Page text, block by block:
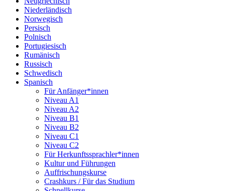
Niederländisch
Norwegisch
Persisch
Polnisch
Portugiesisch
Rumänisch
Russisch
Schwedisch
Spanisch
Für Anfänger*innen
Niveau A1
Niveau A2
Niveau B1
Niveau B2
Niveau C1
Niveau C2
Für Herkunftssprachler*innen
Kultur und Führungen
Auffrischungskurse
Crashkurs / Für das Studium